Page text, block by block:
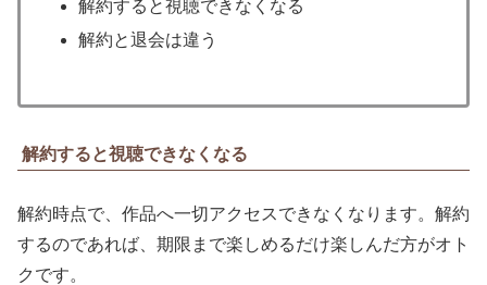
解約すると視聴できなくなる
解約と退会は違う
解約すると視聴できなくなる
解約時点で、作品へ一切アクセスできなくなります。解約
するのであれば、期限まで楽しめるだけ楽しんだ方がオト
クです。